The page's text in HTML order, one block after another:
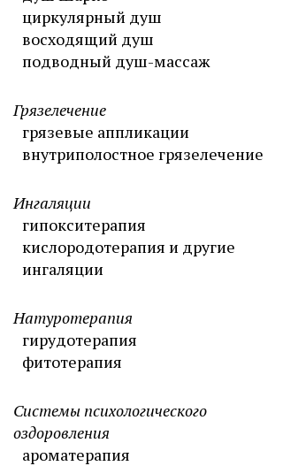
циркулярный душ
восходящий душ
подводный душ-массаж
Грязелечение
грязевые аппликации
внутриполостное грязелечение
Ингаляции
гипокситерапия
кислородотерапия и другие
ингаляции
Натуротерапия
гирудотерапия
фитотерапия
Системы психологического
оздоровления
ароматерапия